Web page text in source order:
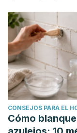
CONSEJOS PARA EL
Cómo